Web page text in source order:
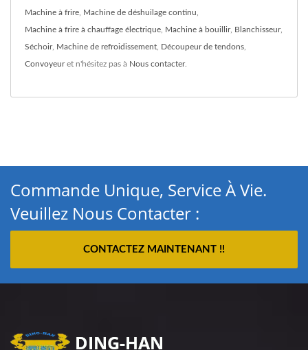
Machine à frire Machine de déshuilage continu
Machine à frire à chauffage électrique Machine à bouillir, Blanchisseur,
Séchoir, Machine de refroidissement Découpeur de tendons
Convoyeuret n'hésitez pas à Nous contacter.
Commande Unique, Service À Vie.
Veuillez Nous Contacter :
CONTACTEZ MAINTENANT !!